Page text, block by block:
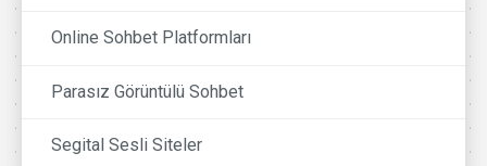
Online Sohbet Platformları
Parasız Görüntülü Sohbet
Segital Sesli Siteler